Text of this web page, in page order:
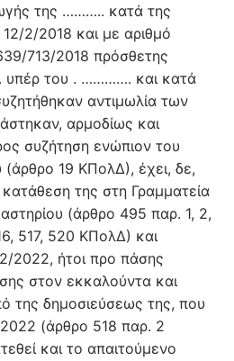
της ……….. κατά της
2/2018 και με αριθμό
713/2018 πρόσθετης
του . …………. και κατά
αντιμωλία των
αρμοδίως και
συζήτηση ενώπιον του
(άρθρο 19 ΚΠολΔ), έχει, δε,
της στη Γραμματεία
(άρθρο 495 παρ. 1, 2,
517, 520 ΚΠολΔ) και
2022, ήτοι προ πάσης
στον εκκαλούντα και
της δημοσιεύσεως της, που
(άρθρο 518 παρ. 2
και το απαιτούμενο